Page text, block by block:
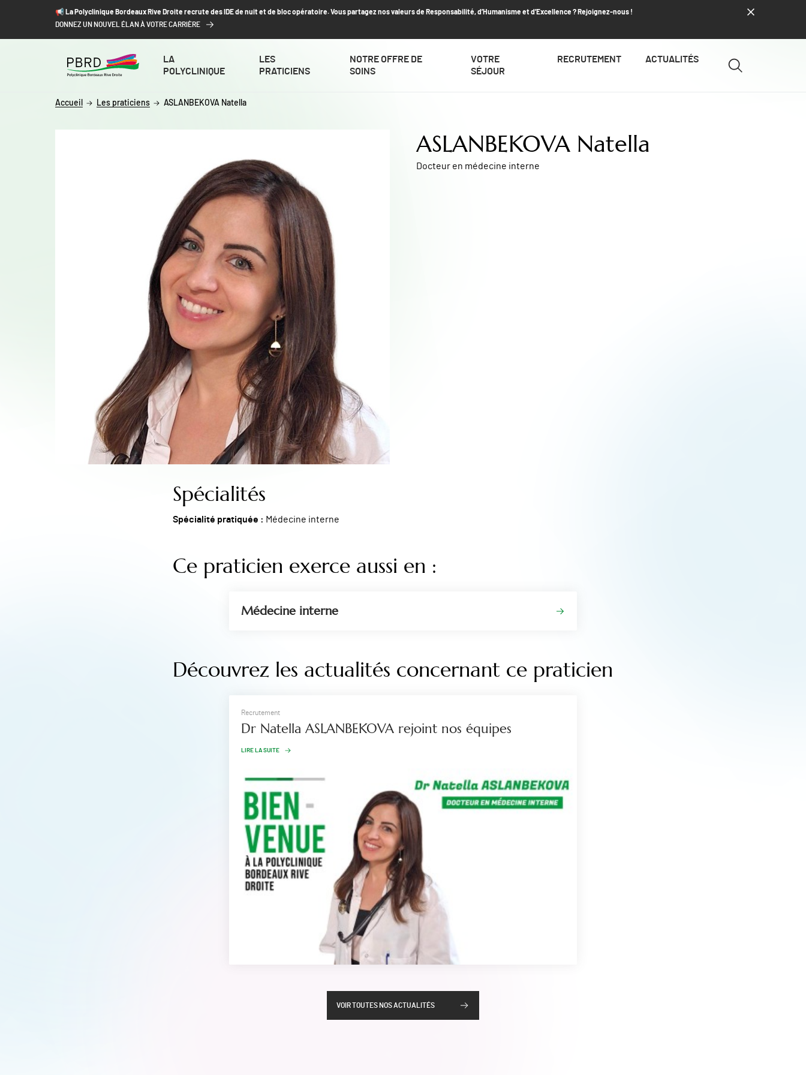
ALLER AU CONTENU
ALLER À LA RECHERCHE
📢​ La Polyclinique Bordeaux Rive Droite recrute des IDE de nuit et de bloc opératoire. Vous partagez nos valeurs de Responsabilité, d’Humanisme et d’Excellence ? Rejoignez-nous !
DONNEZ UN NOUVEL ÉLAN À VOTRE CARRIÈRE
LA
POLYCLINIQUE
LES
PRATICIENS
NOTRE OFFRE DE
SOINS
VOTRE
SÉJOUR
RECRUTEMENT ACTUALITÉS
Accueil Les praticiens ASLANBEKOVA Natella
ASLANBEKOVA Natella
Docteur en médecine interne
Spécialités
Spécialité pratiquée : Médecine interne
Ce praticien exerce aussi en :
Médecine interne
Découvrez les actualités concernant ce praticien
Recrutement
Dr Natella ASLANBEKOVA rejoint nos équipes
LIRE LA SUITE
VOIR TOUTES NOS ACTUALITÉS